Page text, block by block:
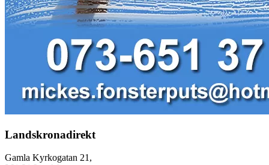
Landskronadirekt
Gamla Kyrkogatan 21,